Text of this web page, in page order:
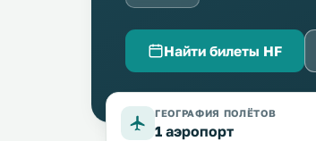
Найти билеты HF
ГЕОГРАФИЯ ПОЛЁТОВ
1 аэропорт